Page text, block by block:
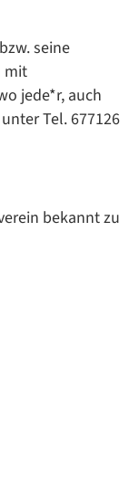
seine
mit
jede*r, auch
Tel. 677126
bekannt zu